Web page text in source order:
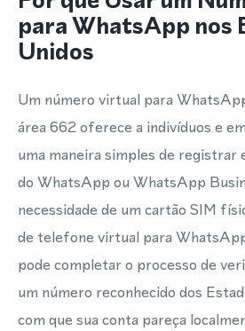
para WhatsApp nos
Unidos
Um número virtual para
área 662 oferece a indivíduos e
uma maneira simples de registrar
do WhatsApp ou WhatsApp
necessidade de um cartão SIM
de telefone virtual para
pode completar o processo de
um número reconhecido dos
com que sua conta pareça